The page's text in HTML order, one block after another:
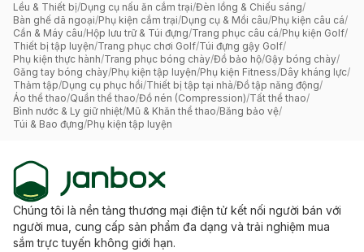
Lều & Thiết bị/Dụng cụ nấu ăn cắm trại/Đèn lồng & Chiếu sáng/
Bàn ghế dã ngoại/Phụ kiện cắm trại/Dụng cụ & Mồi câu/Phụ kiện câu cá/
Cần & Máy câu/Hộp lưu trữ & Túi đựng/Trang phục câu cá/Phụ kiện Golf/
Thiết bị tập luyện/Trang phục chơi Golf/Túi đựng gậy Golf/
Phụ kiện thực hành/Trang phục bóng chày/Đồ bảo hộ/Gậy bóng chày/
Găng tay bóng chày/Phụ kiện tập luyện/Phụ kiện Fitness/Dây kháng lực/
Thảm tập/Dụng cụ phục hồi/Thiết bị tập tại nhà/Đồ tập năng động/
Áo thể thao/Quần thể thao/Đồ nén (Compression)/Tất thể thao/
Bình nước & Ly giữ nhiệt/Mũ & Khăn thể thao/Băng bảo vệ/
Túi & Bao đựng/Phụ kiện tập luyện
Chúng tôi là nền tảng thương mại điện tử kết nối người bán với
người mua, cung cấp sản phẩm đa dạng và trải nghiệm mua
sắm trực tuyến không giới hạn.